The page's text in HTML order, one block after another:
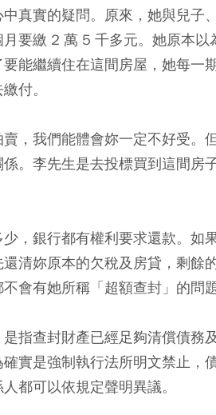
真實的疑問。原來，她與兒子
要繳 2 萬 5 千多元。她原本
能繼續住在這間房屋，她每一
付。
賣，我們能體會妳一定不好受
。李先生是去投標買到這間房
少，銀行都有權利要求還款。
清妳原本的欠稅及房貸，剩餘
會有她所稱「超額查封」的問題
指查封財產已經足夠清償債
實是強制執行法所明文禁止，
都可以依規定聲明異議。